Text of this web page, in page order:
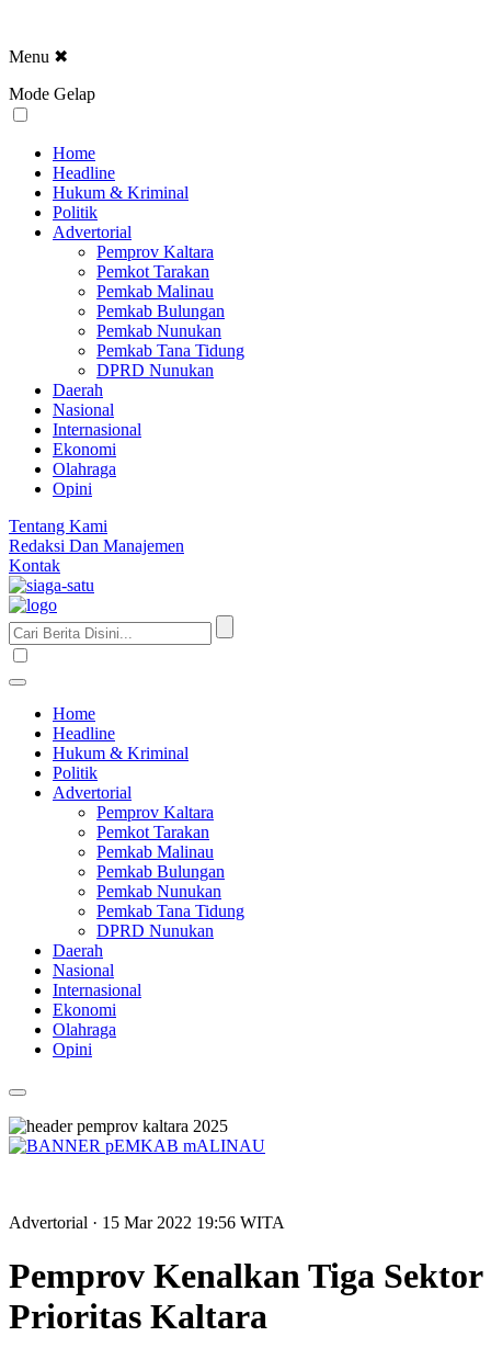
Menu ✖
Mode Gelap
Home
Headline
Hukum & Kriminal
Politik
Advertorial
Pemprov Kaltara
Pemkot Tarakan
Pemkab Malinau
Pemkab Bulungan
Pemkab Nunukan
Pemkab Tana Tidung
DPRD Nunukan
Daerah
Nasional
Internasional
Ekonomi
Olahraga
Opini
Tentang Kami
Redaksi Dan Manajemen
Kontak
Home
Headline
Hukum & Kriminal
Politik
Advertorial
Pemprov Kaltara
Pemkot Tarakan
Pemkab Malinau
Pemkab Bulungan
Pemkab Nunukan
Pemkab Tana Tidung
DPRD Nunukan
Daerah
Nasional
Internasional
Ekonomi
Olahraga
Opini
Advertorial · 15 Mar 2022 19:56 WITA
Pemprov Kenalkan Tiga Sektor
Prioritas Kaltara